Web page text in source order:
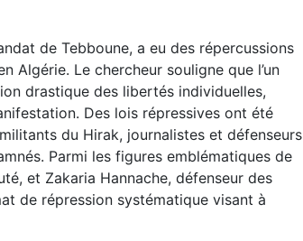
de Tebboune, a eu des répercussions
Algérie. Le chercheur souligne que l’un
drastique des libertés individuelles,
Des lois répressives ont été
du Hirak, journalistes et défenseurs
Parmi les figures emblématiques de
et Zakaria Hannache, défenseur des
de répression systématique visant à